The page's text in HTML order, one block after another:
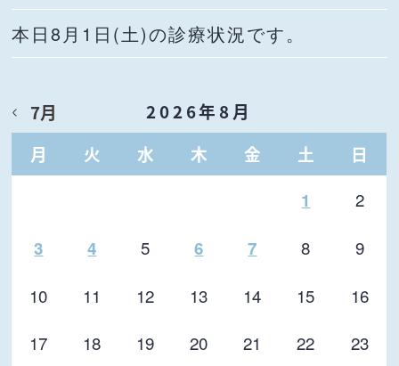
本日8月1日(土)の診療状況です。
2026年8月
月
火 水 木 金 土 日
7月
1 2
3 4 5 6 7 8
9
10
11 12 13 14 15
16
17
18 19 20 21 22
23